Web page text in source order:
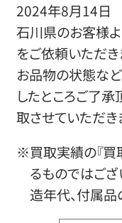
2024年8月14日
石川県のお客様よ
をご依頼いただき
お品物の状態など
したところご了
取させていただき
※買取実績の『買
るものではござ
造年代、付属品